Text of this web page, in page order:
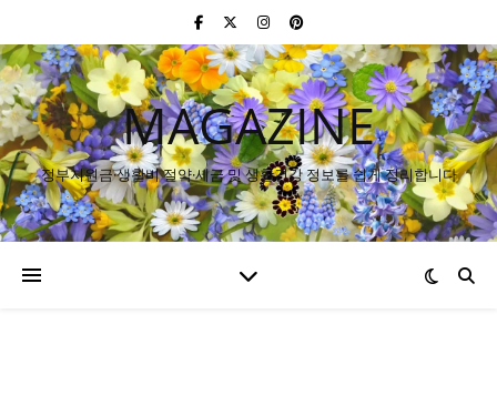
MAGAZINE
정부지원금·생활비 절약·세금 및 생활건강 정보를 쉽게 정리합니다